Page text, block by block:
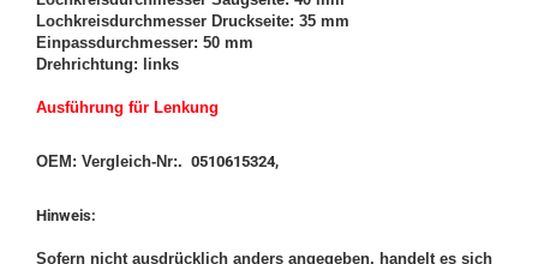
Lochkreisdurchmesser Druckseite: 35 mm
Einpassdurchmesser: 50 mm
Drehrichtung: links
Ausführung für Lenkung
OEM: Vergleich-Nr:. 0510615324,
Hinweis:
Sofern nicht ausdrücklich anders angegeben, handelt es sich